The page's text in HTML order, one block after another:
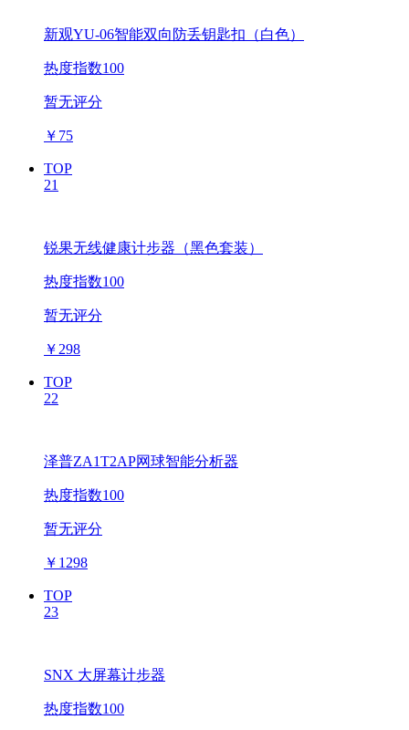
新观YU-06智能双向防丢钥匙扣（白色）
热度指数100
暂无评分
￥ 75
TOP
21
锐果无线健康计步器（黑色套装）
热度指数100
暂无评分
￥ 298
TOP
22
泽普ZA1T2AP网球智能分析器
热度指数100
暂无评分
￥ 1298
TOP
23
SNX 大屏幕计步器
热度指数100